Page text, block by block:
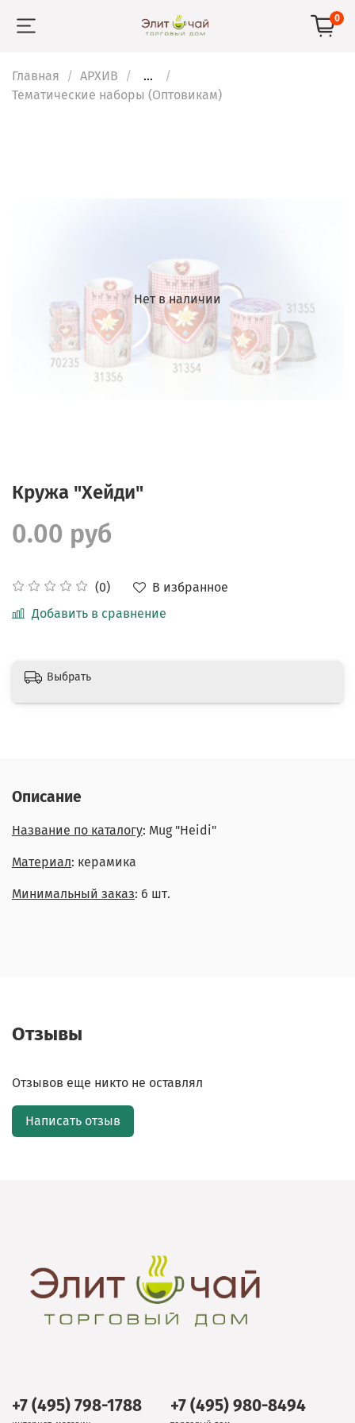
0
Главная АРХИВ
...
Тематические наборы (Оптовикам)
Нет в наличии
Кружа "Хейди"
(0)
В избранное
Добавить в сравнение
0.00 руб
Выбрать
Описание
Название по каталогу: Mug "Heidi"
Материал: керамика
Минимальный заказ: 6 шт.
Отзывы
Отзывов еще никто не оставлял
Написать отзыв
+7 (495) 798-1788 +7 (495) 980-8494